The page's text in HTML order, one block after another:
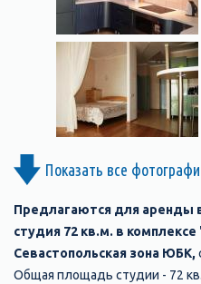
Показать все
Предлагаются для
студия 72 кв.м. в
Севастопольская зона ЮБК,
Общая площадь студии - 72